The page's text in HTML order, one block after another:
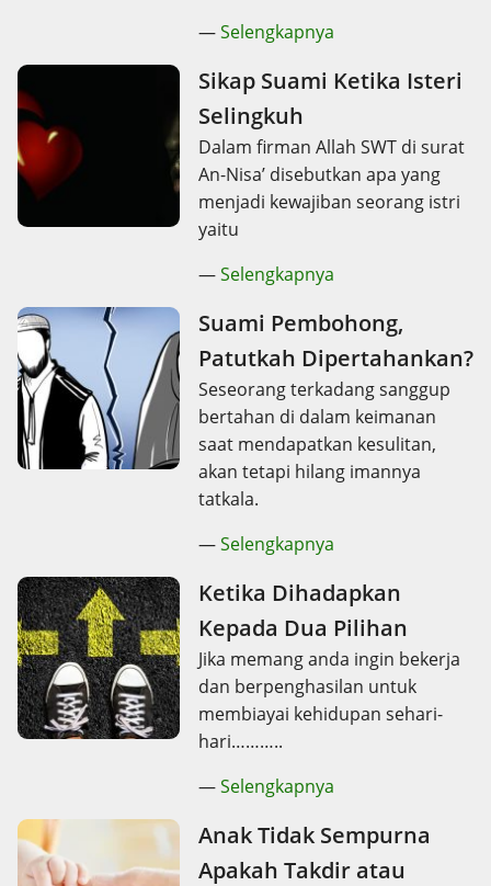
—Selengkapnya
Sikap Suami Ketika Isteri
Selingkuh
Dalam firman Allah SWT di surat
An-Nisa’ disebutkan apa yang
menjadi kewajiban seorang istri
yaitu
—Selengkapnya
Suami Pembohong,
Patutkah Dipertahankan?
Seseorang terkadang sanggup
bertahan di dalam keimanan
saat mendapatkan kesulitan,
akan tetapi hilang imannya
tatkala.
—Selengkapnya
Ketika Dihadapkan
Kepada Dua Pilihan
Jika memang anda ingin bekerja
dan berpenghasilan untuk
membiayai kehidupan sehari-
hari………..
—Selengkapnya
Anak Tidak Sempurna
Apakah Takdir atau